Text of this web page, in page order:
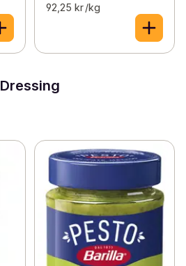
92,25 kr /kg
Dressing